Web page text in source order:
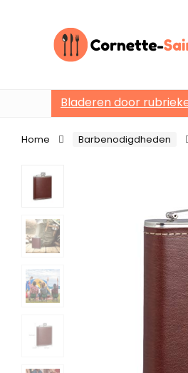
Bladeren door
Home Barbenodigdheden